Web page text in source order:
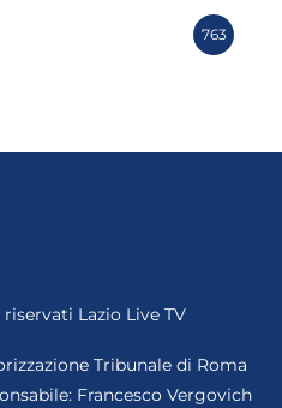
763
Lazio Live TV
Tribunale di Roma
Francesco Vergovich